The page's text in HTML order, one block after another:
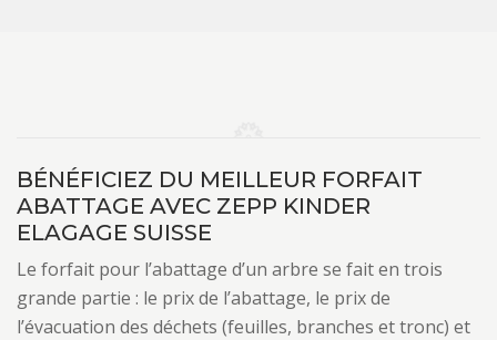
BÉNÉFICIEZ DU MEILLEUR FORFAIT
ABATTAGE AVEC ZEPP KINDER
ELAGAGE SUISSE
Le forfait pour l’abattage d’un arbre se fait en trois
grande partie : le prix de l’abattage, le prix de
l’évacuation des déchets (feuilles, branches et tronc) et